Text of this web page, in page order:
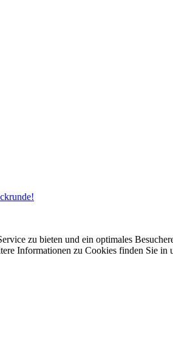
zu bieten und ein optimales
Informationen zu Cookies finden Sie in